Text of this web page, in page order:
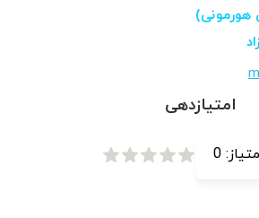
امتیازدهی
0